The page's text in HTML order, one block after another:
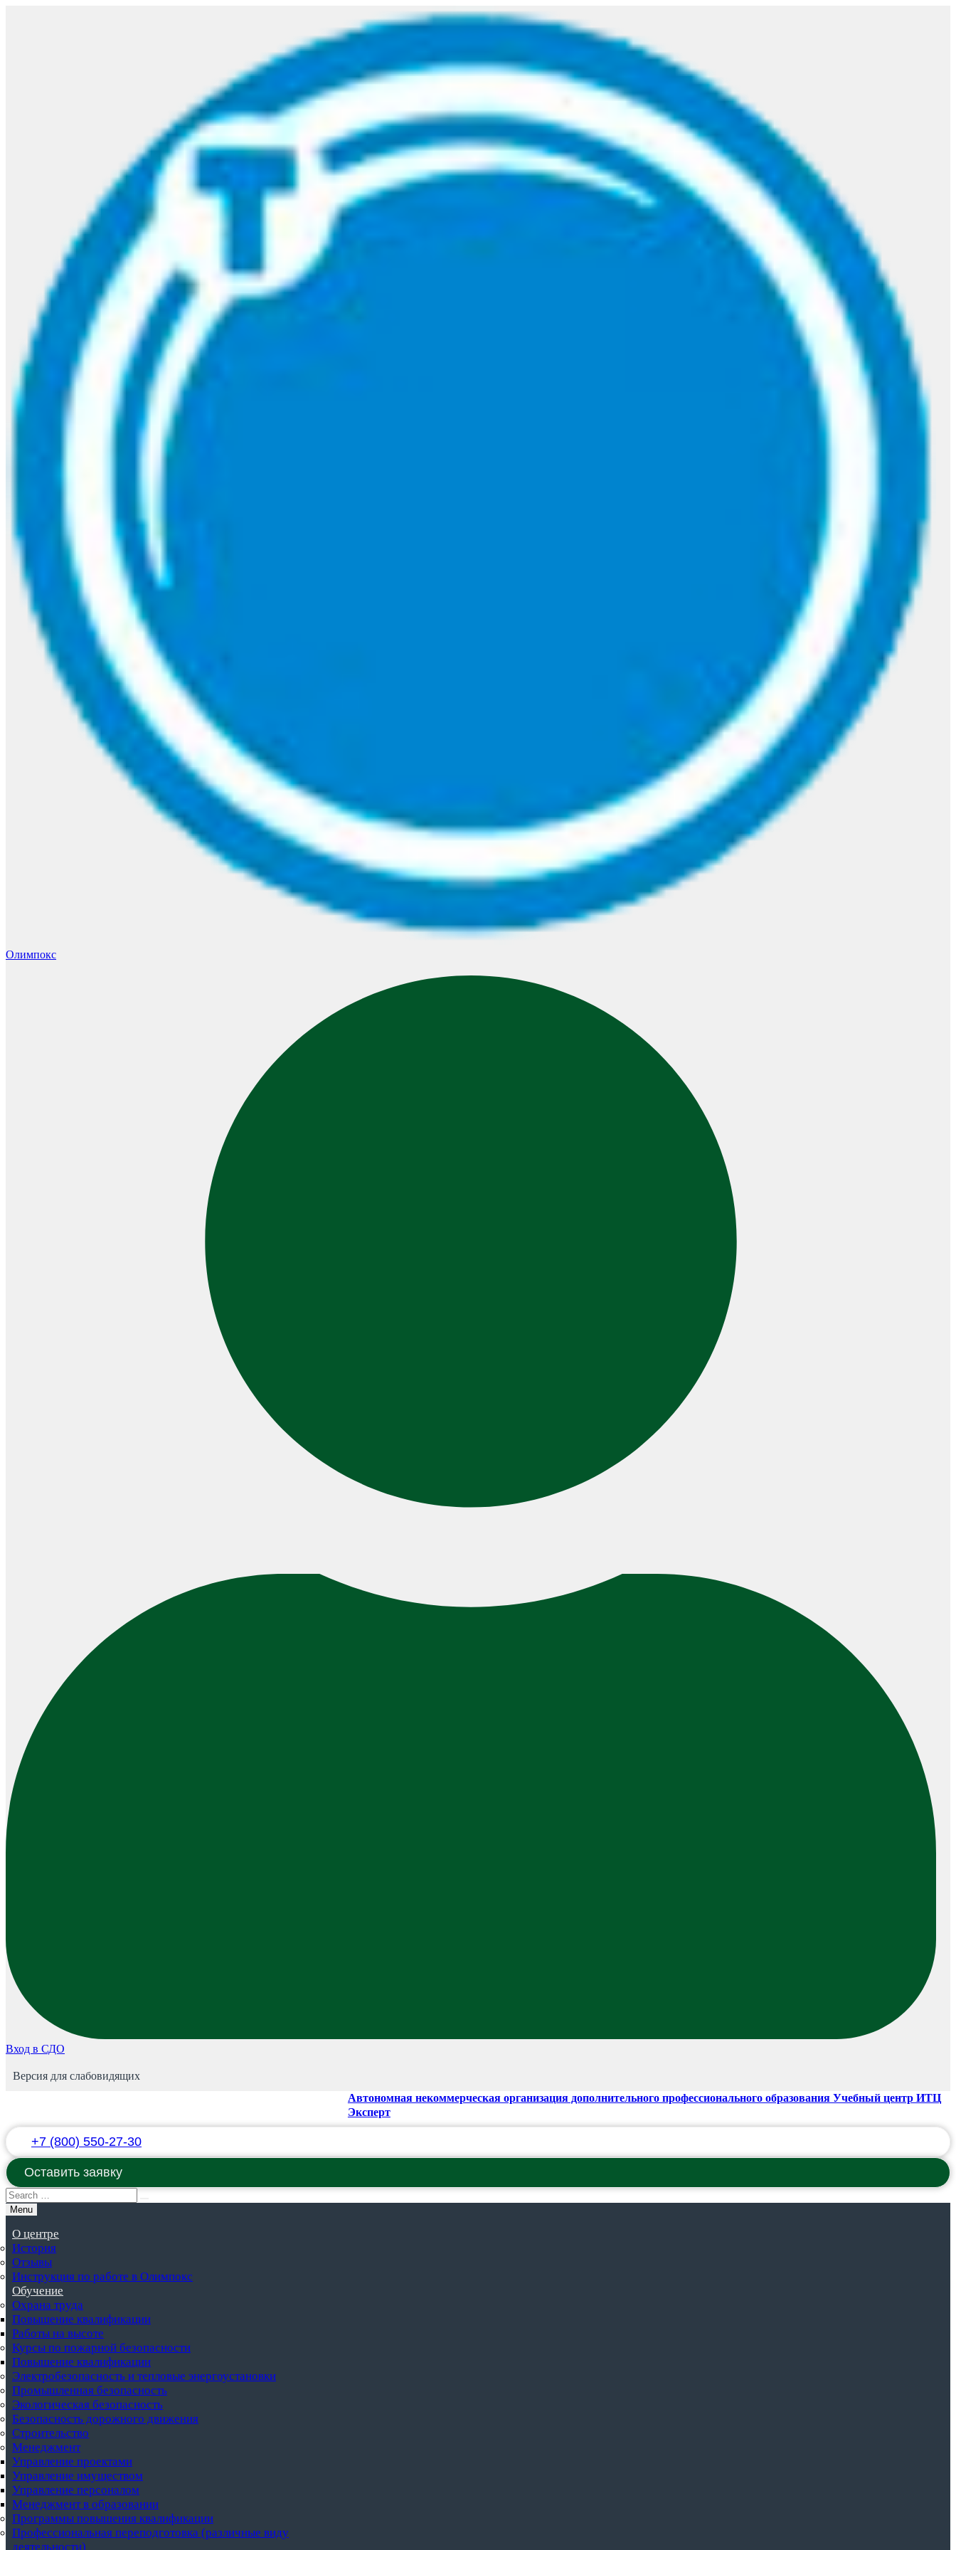
Олимпокс
Вход в СДО
Версия для слабовидящих
Автономная некоммерческая организация дополнительного профессионального образования Учебный центр ИТЦ
Эксперт
+7 (800) 550-27-30
Оставить заявку
Menu
О центре
История
Отзывы
Инструкция по работе в Олимпокс
Обучение
Охрана труда
Повышение квалификации
Работы на высоте
Курсы по пожарной безопасности
Повышение квалификации
Электробезопасность и тепловые энергоустановки
Промышленная безопасность
Экологическая безопасность
Безопасность дорожного движения
Строительство
Менеджмент
Управление проектами
Управление имуществом
Управление персоналом
Менеджмент в образовании
Программы повышения квалификации
Профессиональная переподготовка (различные виду
деятельности)